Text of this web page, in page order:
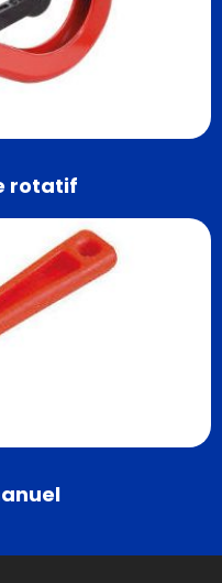
rotatif